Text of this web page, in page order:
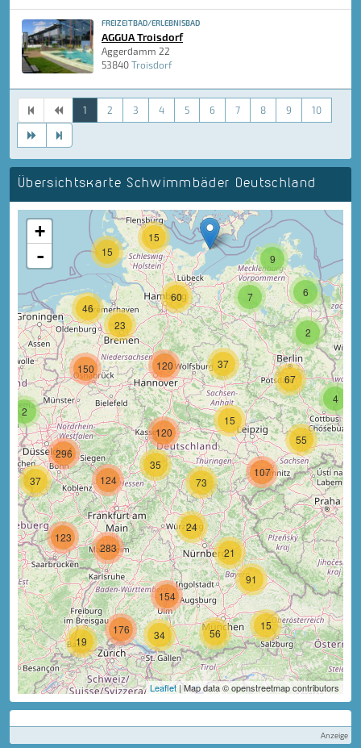
FREIZEITBAD/ERLEBNISBAD
AGGUA Troisdorf
Aggerdamm 22
53840 Troisdorf
1 2 3 4 5 6 7 8 9 10
Übersichtskarte Schwimmbäder Deutschland
4
23
46
6
7
9
35
120
2
120
37
67
21
15
73
55
107
15
15
60
37
19
176 15
34
91
56
2
150
296
24
124
123
154
283
+
-
Leaflet | Map data © openstreetmap contributors
Anzeige